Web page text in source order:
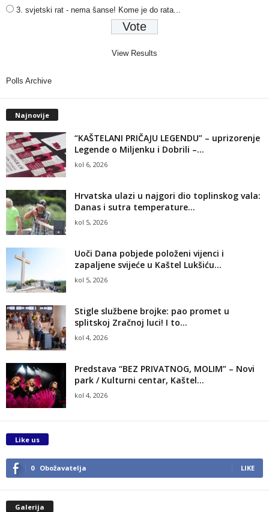
3. svjetski rat - nema šanse! Kome je do rata...
View Results
Polls Archive
Najnovije
“KAŠTELANI PRIČAJU LEGENDU” – uprizorenje
Legende o Miljenku i Dobrili –...
kol 6, 2026
Hrvatska ulazi u najgori dio toplinskog vala:
Danas i sutra temperature...
kol 5, 2026
Uoči Dana pobjede položeni vijenci i
zapaljene svijeće u Kaštel Lukšiću...
kol 5, 2026
Stigle službene brojke: pao promet u
splitskoj Zračnoj luci! I to...
kol 4, 2026
Predstava “BEZ PRIVATNOG, MOLIM” – Novi
park / Kulturni centar, Kaštel...
kol 4, 2026
Like us
0 Obožavatelja LIKE
Galerija